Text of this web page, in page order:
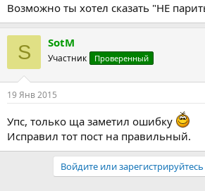
Возможно ты хотел сказать "НЕ
S SotM
Участник Проверенный
19 Янв 2015
Упс, только ща заметил ошибку
Исправил тот пост на правильный.
Войдите или